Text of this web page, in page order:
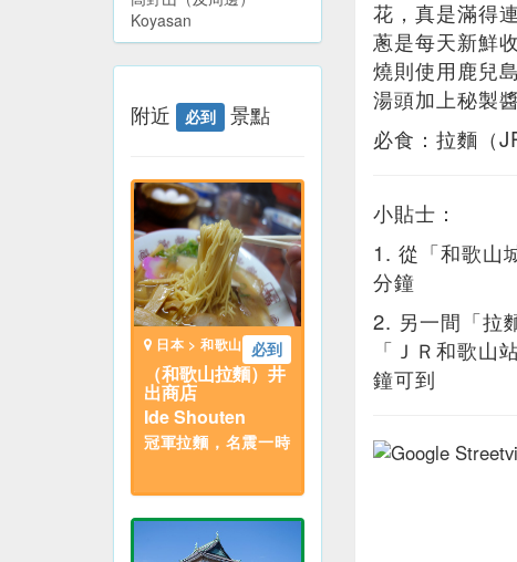
Koyasan
附近 必到 景點
必到
日本 > 和歌山
（和歌山拉麵）井
出商店
Ide Shouten
冠軍拉麵，名震一時
花，真是滿得
蔥是每天新鮮
燒則使用鹿兒
湯頭加上秘製
必食：拉麵（
小貼士：
1. 從「和歌山
分鐘
2. 另一間「拉
「ＪＲ和歌山
鐘可到